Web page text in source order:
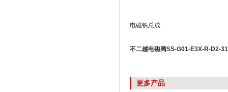
电磁铁总成
不二越电磁阀SS-G01-E3X-R-D2-31
更多产品